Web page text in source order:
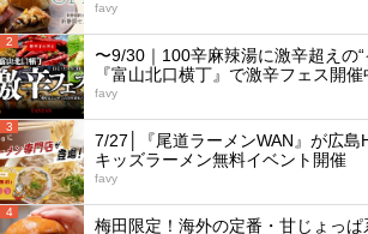
favy
2
〜9/30｜100辛麻辣湯に激辛超えの“
『富山北口横丁』で激辛フェス開催
favy
3
7/27│『尾道ラーメンWAN』が広島
キッズラーメン無料イベント開催
favy
4
梅田限定！海外の定番・甘じょっ